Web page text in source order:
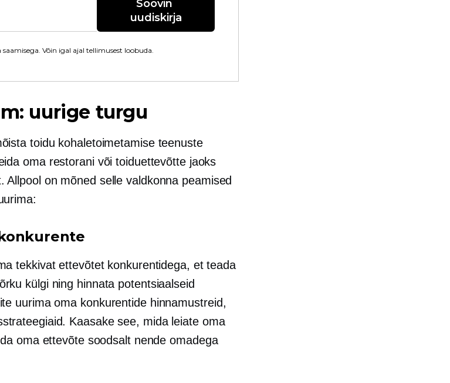
Soovin
uudiskirja
Võin igal ajal tellimusest loobuda.
uurige turgu
toidu kohaletoimetamise teenuste
oma restorani või toiduettevõtte jaoks
Allpool on mõned selle valdkonna peamised
tekkivat ettevõtet konkurentidega, et teada
külgi ning hinnata potentsiaalseid
uurima oma konkurentide hinnamustreid,
Kaasake see, mida leiate oma
oma ettevõte soodsalt nende omadega